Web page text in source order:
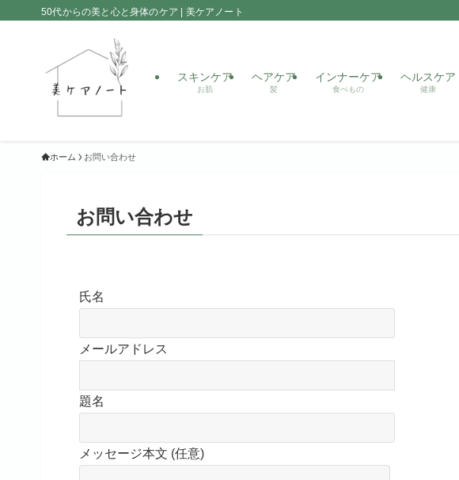
50代からの美と心と身体のケア | 美ケアノート
スキンケア
お肌
ヘアケア
髪
インナーケア
食べもの
ヘルスケア
健康
ホーム お問い合わせ
お問い合わせ
氏名
メールアドレス
題名
メッセージ本文 (任意)